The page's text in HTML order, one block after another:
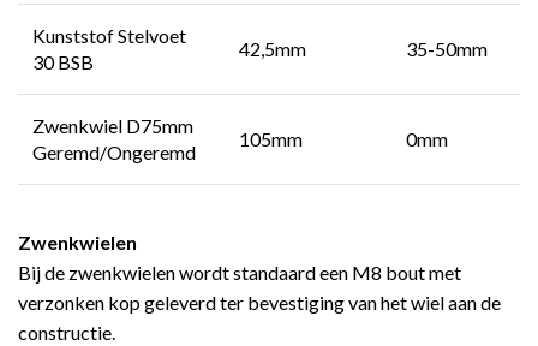
Kunststof Stelvoet
30 BSB
42,5mm 35-50mm
Zwenkwiel D75mm
Geremd/Ongeremd
105mm 0mm
Zwenkwielen
Bij de zwenkwielen wordt standaard een M8 bout met
verzonken kop geleverd ter bevestiging van het wiel aan de
constructie.